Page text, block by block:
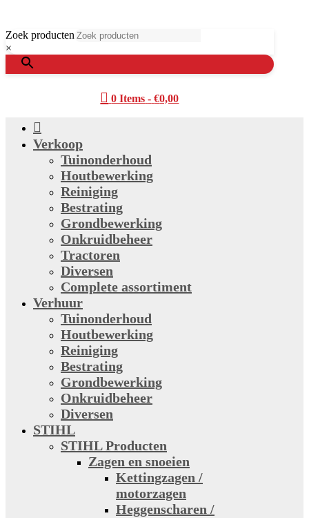
Zoek producten
×
 0 Items - €0,00

Verkoop
Tuinonderhoud
Houtbewerking
Reiniging
Bestrating
Grondbewerking
Onkruidbeheer
Tractoren
Diversen
Complete assortiment
Verhuur
Tuinonderhoud
Houtbewerking
Reiniging
Bestrating
Grondbewerking
Onkruidbeheer
Diversen
STIHL
STIHL Producten
Zagen en snoeien
Kettingzagen /
motorzagen
Heggenscharen /